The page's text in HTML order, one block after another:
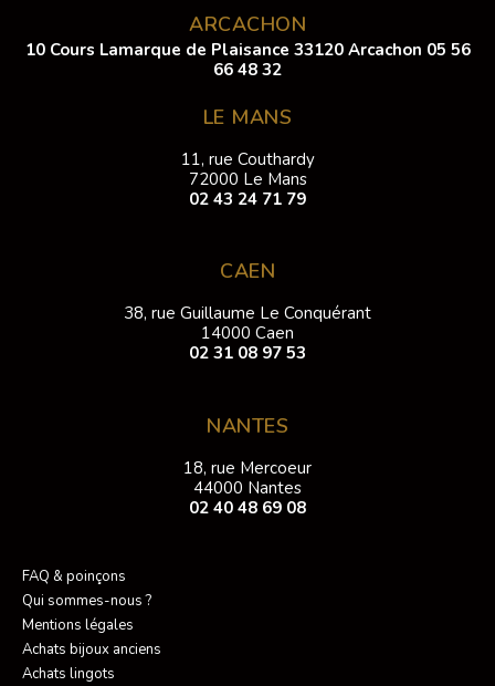
ARCACHON
10 Cours Lamarque de Plaisance 33120 Arcachon 05 56
66 48 32
LE MANS
11, rue Couthardy
72000 Le Mans
02 43 24 71 79
CAEN
38, rue Guillaume Le Conquérant
14000 Caen
02 31 08 97 53
NANTES
18, rue Mercoeur
44000 Nantes
02 40 48 69 08
FAQ & poinçons
Qui sommes-nous ?
Mentions légales
Achats bijoux anciens
Achats lingots